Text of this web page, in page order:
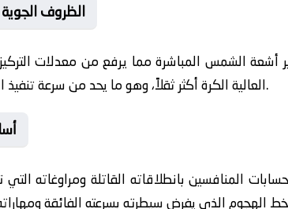
🔔 الظروف
العالية الكرة أكثر ثقلاً، وهو ما يحد من سرعة تنفيذ الهجمات ويختبر القوة البدنية للمهاجمين.
🌟
المنافسين بانطلاقاته القاتلة ومراوغاته